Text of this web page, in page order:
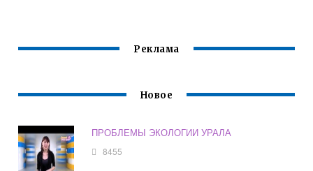
Реклама
Новое
ПРОБЛЕМЫ ЭКОЛОГИИ УРАЛА
8455